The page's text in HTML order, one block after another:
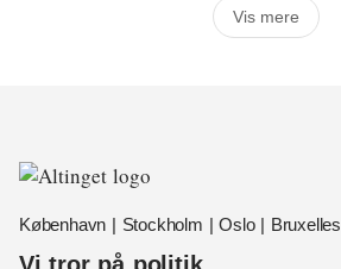
Vis mere
København | Stockholm | Oslo | Bruxelles